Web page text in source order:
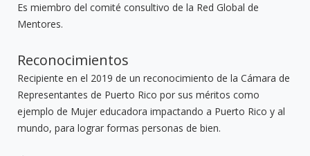
Es miembro del comité consultivo de la Red Global de
Mentores.
Reconocimientos
Recipiente en el 2019 de un reconocimiento de la Cámara de
Representantes de Puerto Rico por sus méritos como
ejemplo de Mujer educadora impactando a Puerto Rico y al
mundo, para lograr formas personas de bien.